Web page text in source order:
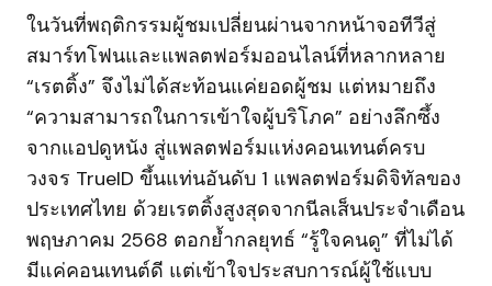
ในวันที่พฤติกรรมผู้ชมเปลี่ยนผ่านจากหน้าจอทีวีสู่
สมาร์ทโฟนและแพลตฟอร์มออนไลน์ที่หลากหลาย
“เรตติ้ง” จึงไม่ได้สะท้อนแค่ยอดผู้ชม แต่หมายถึง
“ความสามารถในการเข้าใจผู้บริโภค” อย่างลึกซึ้ง
จากแอปดูหนัง สู่แพลตฟอร์มแห่งคอนเทนต์ครบ
วงจร TrueID ขึ้นแท่นอันดับ 1 แพลตฟอร์มดิจิทัลของ
ประเทศไทย ด้วยเรตติ้งสูงสุดจากนีลเส็นประจำเดือน
พฤษภาคม 2568 ตอกย้ำกลยุทธ์ “รู้ใจคนดู” ที่ไม่ได้
มีแค่คอนเทนต์ดี แต่เข้าใจประสบการณ์ผู้ใช้แบบ